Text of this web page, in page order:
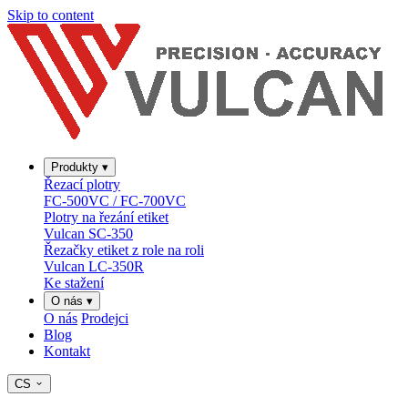
Skip to content
Produkty ▾
Řezací plotry
FC-500VC / FC-700VC
Plotry na řezání etiket
Vulcan SC-350
Řezačky etiket z role na roli
Vulcan LC-350R
Ke stažení
O nás ▾
O nás Prodejci
Blog
Kontakt
CS